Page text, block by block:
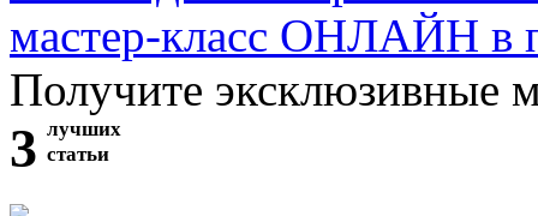
мастер-класс ОНЛАЙН в
Получите эксклюзивные
3 лучших
статьи